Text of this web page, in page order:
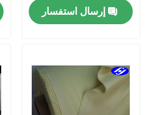
إرسال استفسار